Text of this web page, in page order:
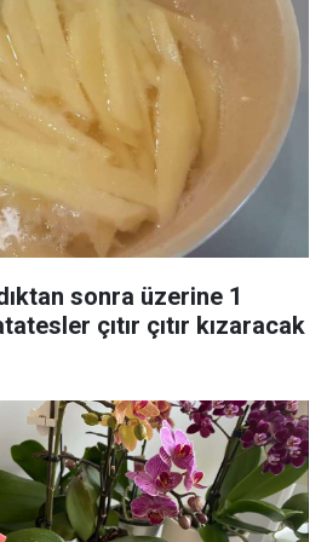
sonra üzerine 1
çıtır çıtır kızaracak